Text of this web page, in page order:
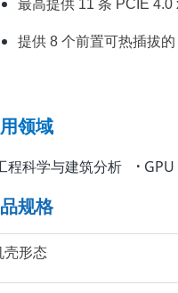
最高提供 11 条 PCIE
提供 8 个前置可热插拔
领域
程科学与建筑分析 ·
规格
壳形态